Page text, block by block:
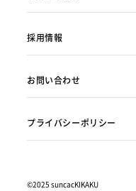
採用情報
お問い合わせ
プライバシーポリシー
©2025 suncacKIKAKU